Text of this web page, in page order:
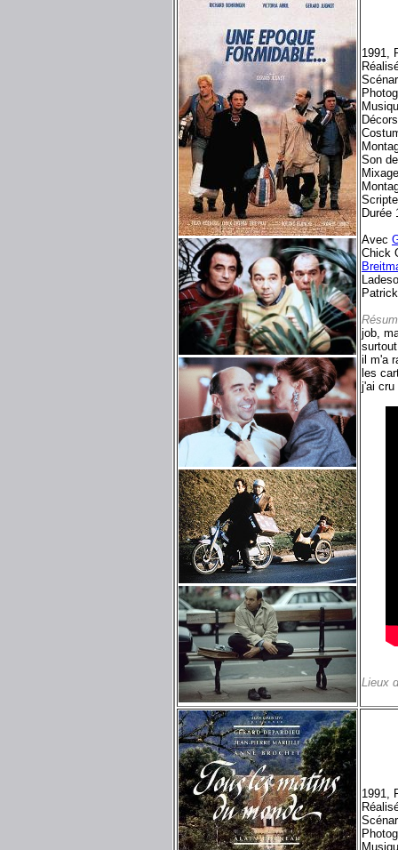
1991,
Son
Durée
Avec
Chick
job,
il m'a
les
j'ai cru
Lieux
1991,